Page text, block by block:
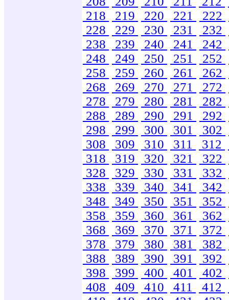
218
219 220 221 222
228
229 230 231 232
238
239 240 241 242
248
249 250 251 252
258
259 260 261 262
268
269 270 271 272
278
279 280 281 282
288
289 290 291 292
298
299 300 301 302
308
309 310 311 312
318
319 320 321 322
328
329 330 331 332
338
339 340 341 342
348
349 350 351 352
358
359 360 361 362
368
369 370 371 372
378
379 380 381 382
388
389 390 391 392
398
399 400 401 402
408
409 410 411 412